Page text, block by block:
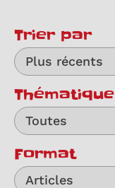
Trier par
Plus récents
Thématique
Toutes
Format
Articles